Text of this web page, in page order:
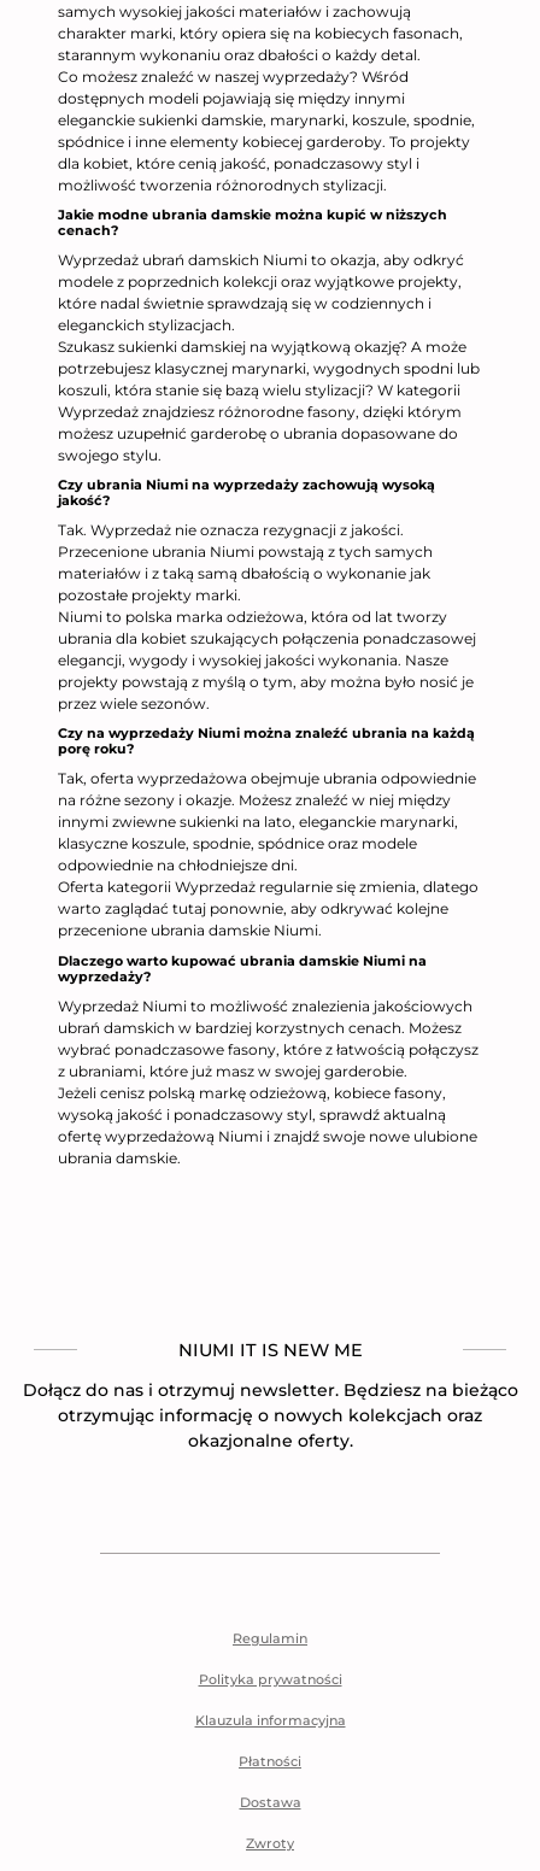
samych wysokiej jakości materiałów i zachowują
charakter marki, który opiera się na kobiecych fasonach,
starannym wykonaniu oraz dbałości o każdy detal.
Co możesz znaleźć w naszej wyprzedaży? Wśród
dostępnych modeli pojawiają się między innymi
eleganckie sukienki damskie, marynarki, koszule, spodnie,
spódnice i inne elementy kobiecej garderoby. To projekty
dla kobiet, które cenią jakość, ponadczasowy styl i
możliwość tworzenia różnorodnych stylizacji.
Jakie modne ubrania damskie można kupić w niższych
cenach?
Wyprzedaż ubrań damskich Niumi to okazja, aby odkryć
modele z poprzednich kolekcji oraz wyjątkowe projekty,
które nadal świetnie sprawdzają się w codziennych i
eleganckich stylizacjach.
Szukasz sukienki damskiej na wyjątkową okazję? A może
potrzebujesz klasycznej marynarki, wygodnych spodni lub
koszuli, która stanie się bazą wielu stylizacji? W kategorii
Wyprzedaż znajdziesz różnorodne fasony, dzięki którym
możesz uzupełnić garderobę o ubrania dopasowane do
swojego stylu.
Czy ubrania Niumi na wyprzedaży zachowują wysoką
jakość?
Tak. Wyprzedaż nie oznacza rezygnacji z jakości.
Przecenione ubrania Niumi powstają z tych samych
materiałów i z taką samą dbałością o wykonanie jak
pozostałe projekty marki.
Niumi to polska marka odzieżowa, która od lat tworzy
ubrania dla kobiet szukających połączenia ponadczasowej
elegancji, wygody i wysokiej jakości wykonania. Nasze
projekty powstają z myślą o tym, aby można było nosić je
przez wiele sezonów.
Czy na wyprzedaży Niumi można znaleźć ubrania na każdą
porę roku?
Tak, oferta wyprzedażowa obejmuje ubrania odpowiednie
na różne sezony i okazje. Możesz znaleźć w niej między
innymi zwiewne sukienki na lato, eleganckie marynarki,
klasyczne koszule, spodnie, spódnice oraz modele
odpowiednie na chłodniejsze dni.
Oferta kategorii Wyprzedaż regularnie się zmienia, dlatego
warto zaglądać tutaj ponownie, aby odkrywać kolejne
przecenione ubrania damskie Niumi.
Dlaczego warto kupować ubrania damskie Niumi na
wyprzedaży?
Wyprzedaż Niumi to możliwość znalezienia jakościowych
ubrań damskich w bardziej korzystnych cenach. Możesz
wybrać ponadczasowe fasony, które z łatwością połączysz
z ubraniami, które już masz w swojej garderobie.
Jeżeli cenisz polską markę odzieżową, kobiece fasony,
wysoką jakość i ponadczasowy styl, sprawdź aktualną
ofertę wyprzedażową Niumi i znajdź swoje nowe ulubione
ubrania damskie.
NIUMI IT IS NEW ME
Dołącz do nas i otrzymuj newsletter. Będziesz na bieżąco
otrzymując informację o nowych kolekcjach oraz
okazjonalne oferty.
Regulamin
Polityka prywatności
Klauzula informacyjna
Płatności
Dostawa
Zwroty